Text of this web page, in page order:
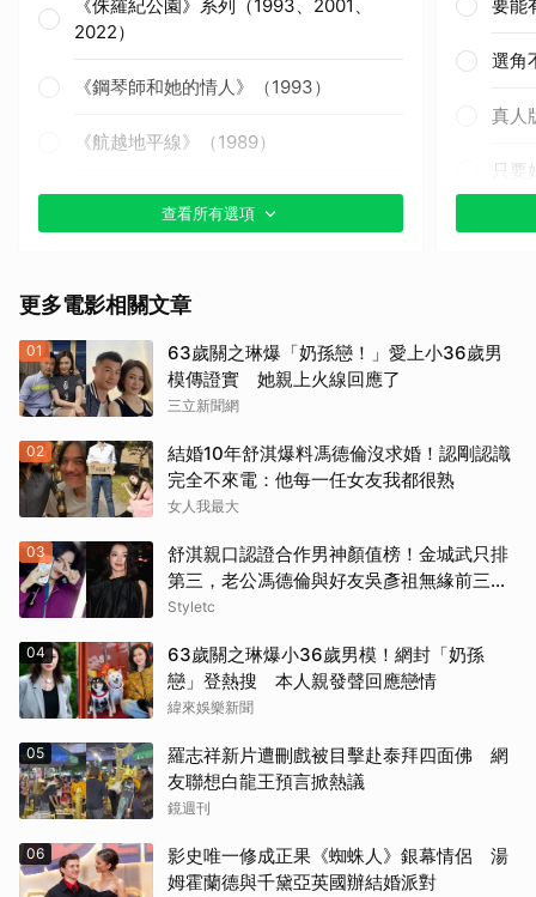
《侏羅紀公園》系列（1993、2001、
2022）
《鋼琴師和她的情人》（1993）
《航越地平線》（1989）
《獵殺紅色十月》（1990）
《撕裂地平線》（1997）
《變人》（1999）
《鋼鐵墳墓》（2013）
《震盪效應》(2015)
《網住愛情》（2004）
其他（歡迎貼文分享）
查看所有選項
要能
選角
真人
只要
更多電影相關文章
01
63歲關之琳爆「奶孫戀！」愛上小36歲男
模傳證實 她親上火線回應了
三立新聞網
02
結婚10年舒淇爆料馮德倫沒求婚！認剛認識
完全不來電：他每一任女友我都很熟
女人我最大
03
舒淇親口認證合作男神顏值榜！金城武只排
第三，老公馮德倫與好友吳彥祖無緣前三笑
翻網友
Styletc
04
63歲關之琳爆小36歲男模！網封「奶孫
戀」登熱搜 本人親發聲回應戀情
緯來娛樂新聞
05
羅志祥新片遭刪戲被目擊赴泰拜四面佛 網
友聯想白龍王預言掀熱議
鏡週刊
06
影史唯一修成正果《蜘蛛人》銀幕情侶 湯
姆霍蘭德與千黛亞英國辦結婚派對